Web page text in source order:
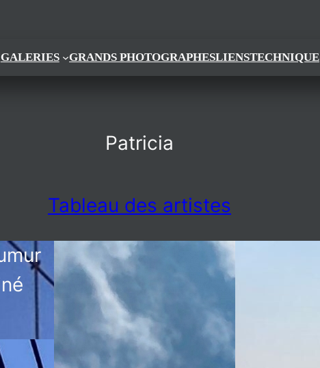
GALERIES GRANDS PHOTOGRAPHESLIENSTECHNIQUE
Patricia
Tableau des artistes